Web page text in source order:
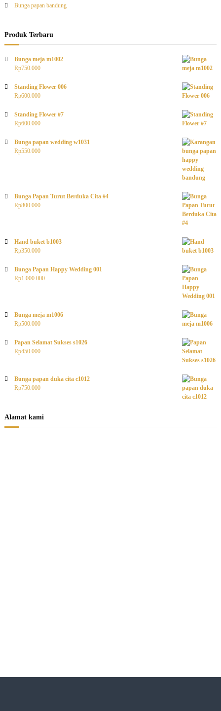
Bunga papan bandung
Produk Terbaru
Bunga meja m1002
Rp750.000
Standing Flower 006
Rp600.000
Standing Flower #7
Rp600.000
Bunga papan wedding w1031
Rp550.000
Bunga Papan Turut Berduka Cita #4
Rp800.000
Hand buket b1003
Rp350.000
Bunga Papan Happy Wedding 001
Rp1.000.000
Bunga meja m1006
Rp500.000
Papan Selamat Sukses s1026
Rp450.000
Bunga papan duka cita c1012
Rp750.000
Alamat kami